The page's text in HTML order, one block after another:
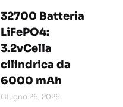
32700 Batteria
LiFePO4:
3.2vCella
cilindrica da
6000 mAh
Giugno 26, 2026